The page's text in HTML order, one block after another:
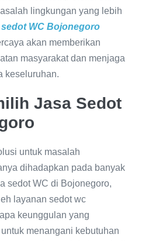
lingkungan yang lebih
sedot WC Bojonegoro
akan memberikan
masyarakat dan menjaga
keseluruhan.
Jasa Sedot
untuk masalah
dihadapkan pada banyak
sedot WC di Bojonegoro,
layanan sedot wc
keunggulan yang
menangani kebutuhan